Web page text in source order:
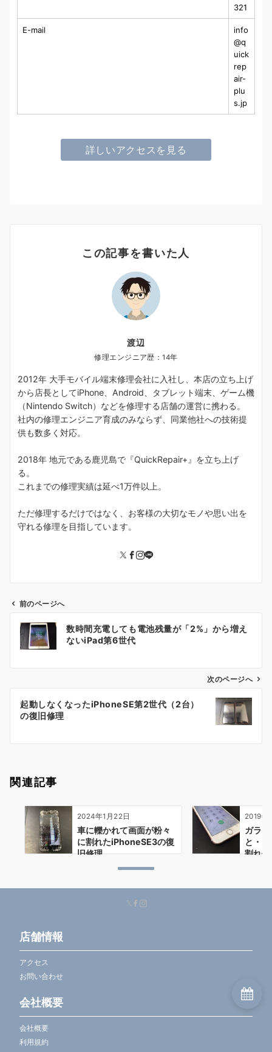
321
E-mail
info
@q
uick
rep
air-
plu
s.jp
詳しいアクセスを見る
この記事を書いた人
渡辺
修理エンジニア歴：14年
2012年 大手モバイル端末修理会社に入社し、本店の立ち上げ
から店長としてiPhone、Android、タブレット端末、ゲーム機
（Nintendo Switch）などを修理する店舗の運営に携わる。
社内の修理エンジニア育成のみならず、同業他社への技術提
供も数多く対応。
2018年 地元である鹿児島で『QuickRepair+』を立ち上げ
る。
これまでの修理実績は延べ1万件以上。
ただ修理するだけではなく、お客様の大切なモノや思い出を
守れる修理を目指しています。
ン
前のページへ
数時間充電しても電池残量が「2%」から増え
ないiPad第6世代
次のページへ
起動しなくなったiPhoneSE第2世代（2台）
の復旧修理
関連記事
2024年1月22日
車に轢かれて画面が粉々
に割れたiPhoneSE3の復
旧修理
2019年
ガラ
と・
割れ修
店舗情報
アクセス
お問い合わせ
会社概要
会社概要
利用規約